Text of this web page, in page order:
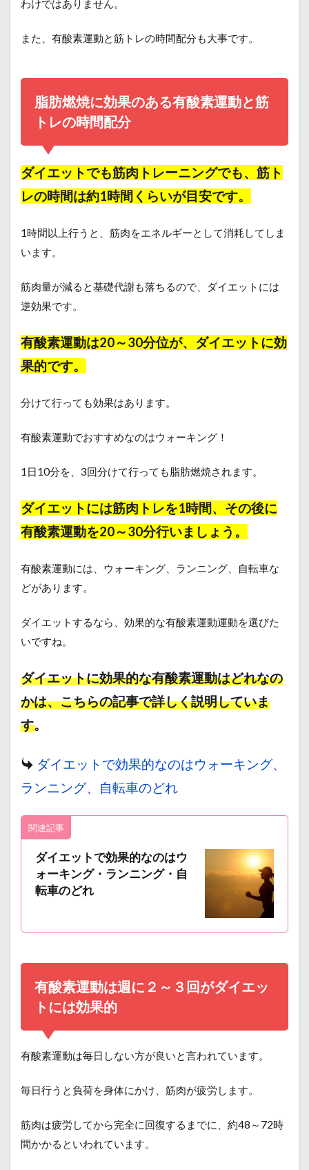
わけではありません。
また、有酸素運動と筋トレの時間配分も大事です。
脂肪燃焼に効果のある有酸素運動と筋
トレの時間配分
ダイエットでも筋肉トレーニングでも、筋ト
レの時間は約1時間くらいが目安です。
1時間以上行うと、筋肉をエネルギーとして消耗してしま
います。
筋肉量が減ると基礎代謝も落ちるので、ダイエットには
逆効果です。
有酸素運動は20～30分位が、ダイエットに効
果的です。
分けて行っても効果はあります。
有酸素運動でおすすめなのはウォーキング！
1日10分を、3回分けて行っても脂肪燃焼されます。
ダイエットには筋肉トレを1時間、その後に
有酸素運動を20～30分行いましょう。
有酸素運動には、ウォーキング、ランニング、自転車な
どがあります。
ダイエットするなら、効果的な有酸素運動運動を選びた
いですね。
ダイエットに効果的な有酸素運動はどれなの
かは、こちらの記事で詳しく説明していま
す。
ダイエットで効果的なのはウォーキング、
ランニング、自転車のどれ
関連記事
ダイエットで効果的なのはウ
ォーキング・ランニング・自
転車のどれ
有酸素運動は週に２～３回がダイエッ
トには効果的
有酸素運動は毎日しない方が良いと言われています。
毎日行うと負荷を身体にかけ、筋肉が疲労します。
筋肉は疲労してから完全に回復するまでに、約48～72時
間かかるといわれています。